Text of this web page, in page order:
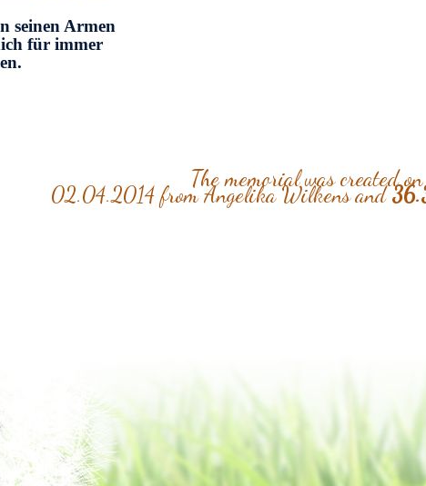
seinen Armen
für immer
The memorial was created on
02.04.2014 from Angelika Wilkens and